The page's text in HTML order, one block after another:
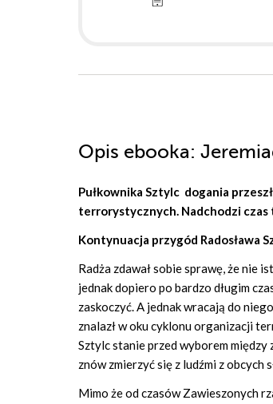
Opis ebooka:
Pułkownika Sztylc dogania
terrorystycznych. Nadchodzi
Kontynuacja przygód Radosława
Radża zdawał sobie sprawę, że nie
jednak dopiero po bardzo długim
zaskoczyć. A jednak wracają do
znalazł w oku cyklonu organizacji
Sztylc stanie przed wyborem między
znów zmierzyć się z ludźmi z
Mimo że od czasów Zawieszonych